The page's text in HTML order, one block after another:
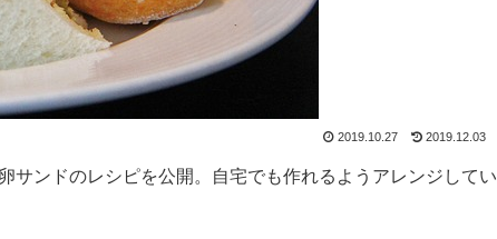
2019.10.27 2019.12.03
サンドのレシピを公開。自宅でも作れるようアレンジしてい